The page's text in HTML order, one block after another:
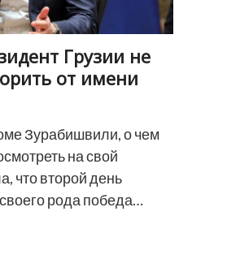
Грузии не
от имени
Зурабишвили, о чем
на свой
что второй день
рода победа…